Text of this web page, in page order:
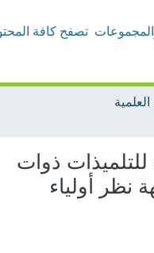
تصفح كافة
للتلميذات ذوات
نظر أولياء